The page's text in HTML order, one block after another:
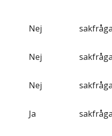
Nej
Nej
Nej
Ja